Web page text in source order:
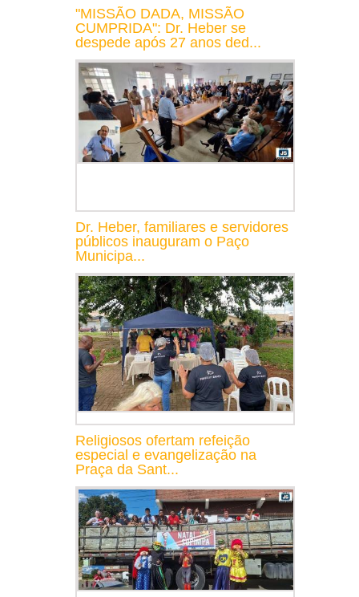
"MISSÃO DADA, MISSÃO
CUMPRIDA": Dr. Heber se
despede após 27 anos ded...
Dr. Heber, familiares e servidores
públicos inauguram o Paço
Municipa...
Religiosos ofertam refeição
especial e evangelização na
Praça da Sant...